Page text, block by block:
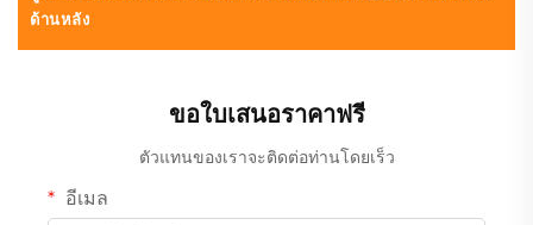
ด้านหลัง
ขอใบเสนอราคาฟรี
ตัวแทนของเราจะติดต่อท่านโดยเร็ว
อีเมล